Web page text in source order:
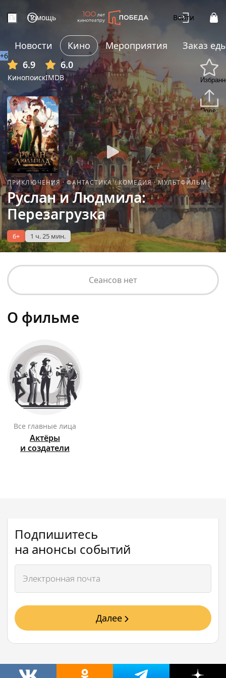
Помощь Войти
Новости Кино Мероприятия
Заказ
6.9
Кинопоиск
6.0
IMDB
+6
ПРИКЛЮЧЕНИЯ·ФАНТАСТИКА·КОМЕДИЯ·МУЛЬТФИЛЬМ
Руслан и Людмила:
Перезагрузка
6+ 1 ч. 25 мин.
Сеансов нет
О фильме
Все главные лица
Актёры
и создатели
Подпишитесь
на анонсы событий
Далее